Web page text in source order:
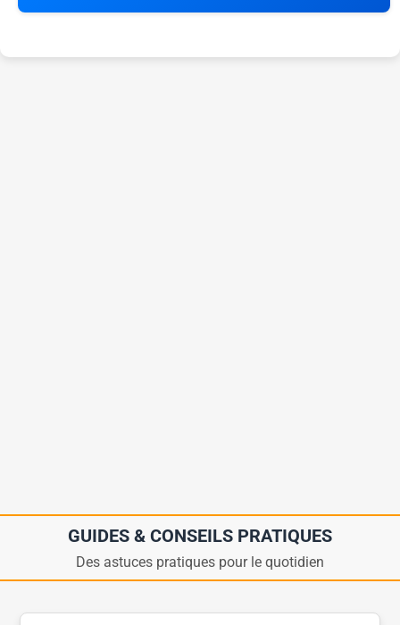
GUIDES & CONSEILS PRATIQUES
Des astuces pratiques pour le quotidien